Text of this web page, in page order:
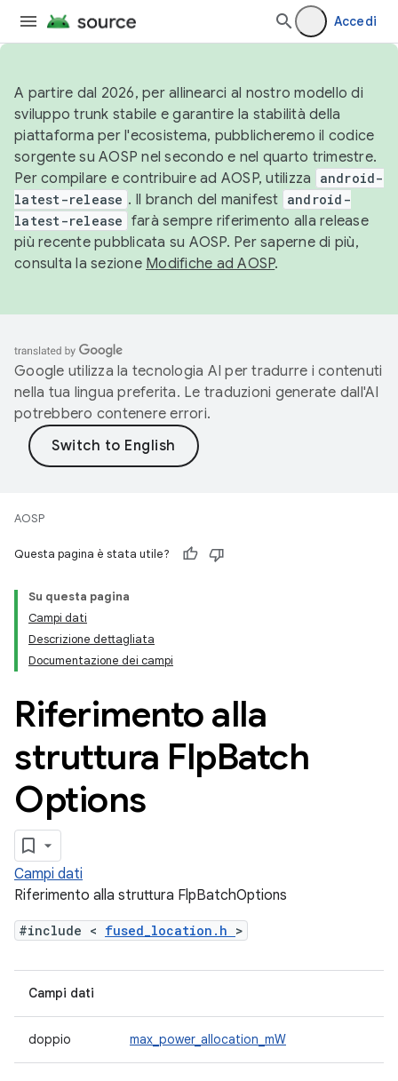
Accedi
A partire dal 2026, per allinearci al nostro modello di
sviluppo trunk stabile e garantire la stabilità della
piattaforma per l'ecosistema, pubblicheremo il codice
sorgente su AOSP nel secondo e nel quarto trimestre.
Per compilare e contribuire ad AOSP, utilizza
android-
latest-release . Il branch del manifest android-
latest-release farà sempre riferimento alla release
più recente pubblicata su AOSP. Per saperne di più,
consulta la sezione Modifiche ad AOSP.
Google utilizza la tecnologia AI per tradurre i contenuti
nella tua lingua preferita. Le traduzioni generate dall'AI
potrebbero contenere errori.
AOSP
Questa pagina è stata utile?
Su questa pagina
Campi dati
Descrizione dettagliata
Documentazione dei campi
Riferimento alla
struttura FlpBatch
Options
Campi dati
Riferimento alla struttura FlpBatchOptions
#include < fused_location.h >
Campi dati
doppio max_power_allocation_mW